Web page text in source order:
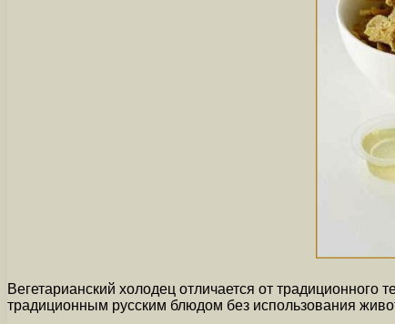
Вегетарианский холодец отличается от
традиционным русским блюдом без использования